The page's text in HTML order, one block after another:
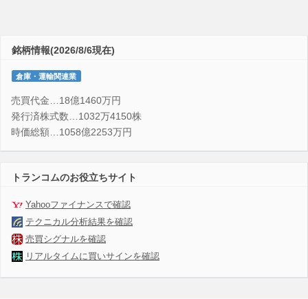
銘柄情報(2026/8/6現在)
倉庫・運輸関連業
売買代金…18億1460万円
発行済株式数…1032万4150株
時価総額…1058億2253万円
トランコムのお役立ちサイト
Yahooファイナンスで確認
テクニカル分析結果を確認
売買シグナルを確認
リアルタイムに買いサインを確認